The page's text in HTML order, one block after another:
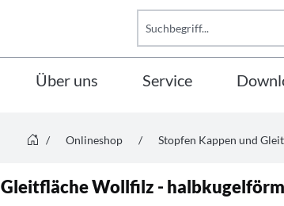
Über uns Service
/ Onlineshop / Stopfen Kappen und
Gleitfläche Wollfilz -